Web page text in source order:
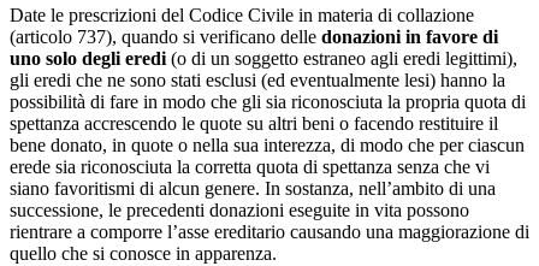
Date le prescrizioni del Codice Civile in materia di collazione
(articolo 737), quando si verificano delle donazioni in favore di
uno solo degli eredi(o di un soggetto estraneo agli eredi legittimi),
gli eredi che ne sono stati esclusi (ed eventualmente lesi) hanno la
possibilità di fare in modo che gli sia riconosciuta la propria quota di
spettanza accrescendo le quote su altri beni o facendo restituire il
bene donato, in quote o nella sua interezza, di modo che per ciascun
erede sia riconosciuta la corretta quota di spettanza senza che vi
siano favoritismi di alcun genere. In sostanza, nell’ambito di una
successione, le precedenti donazioni eseguite in vita possono
rientrare a comporre l’asse ereditario causando una maggiorazione di
quello che si conosce in apparenza.